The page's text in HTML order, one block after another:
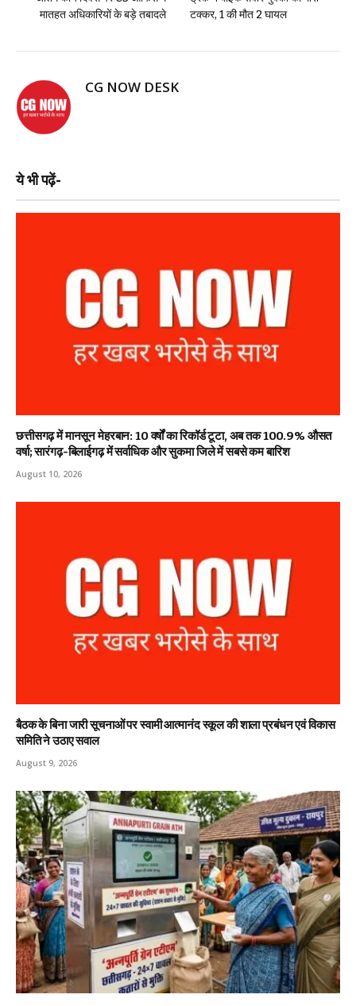
मातहत अधिकारियों के बड़े तबादले
टक्कर, 1 की मौत 2 घायल
CG NOW DESK
ये भी पढ़ें-
छत्तीसगढ़ में मानसून मेहरबान: 10 वर्षों का रिकॉर्ड टूटा, अब तक 100.9% औसत
वर्षा; सारंगढ़-बिलाईगढ़ में सर्वाधिक और सुकमा जिले में सबसे कम बारिश
August 10, 2026
बैठक के बिना जारी सूचनाओं पर स्वामी आत्मानंद स्कूल की शाला प्रबंधन एवं विकास
समिति ने उठाए सवाल
August 9, 2026